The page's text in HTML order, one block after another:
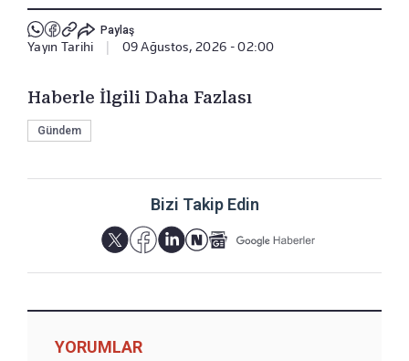
Paylaş
Yayın Tarihi 09 Ağustos, 2026 - 02:00
Haberle İlgili Daha Fazlası
Gündem
Bizi Takip Edin
YORUMLAR